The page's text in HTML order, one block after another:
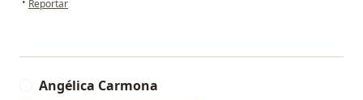
Reportar
Angélica Carmona